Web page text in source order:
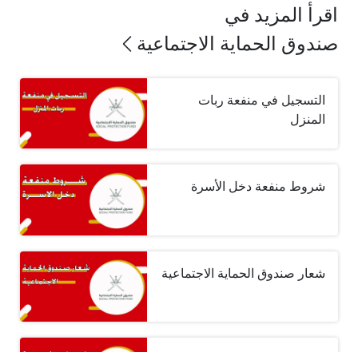
اقرأ المزيد في
صندوق الحماية الاجتماعية
التسجيل في منفعة ربات
المنزل
شروط منفعة دخل الأسرة
شعار صندوق الحماية الاجتماعية